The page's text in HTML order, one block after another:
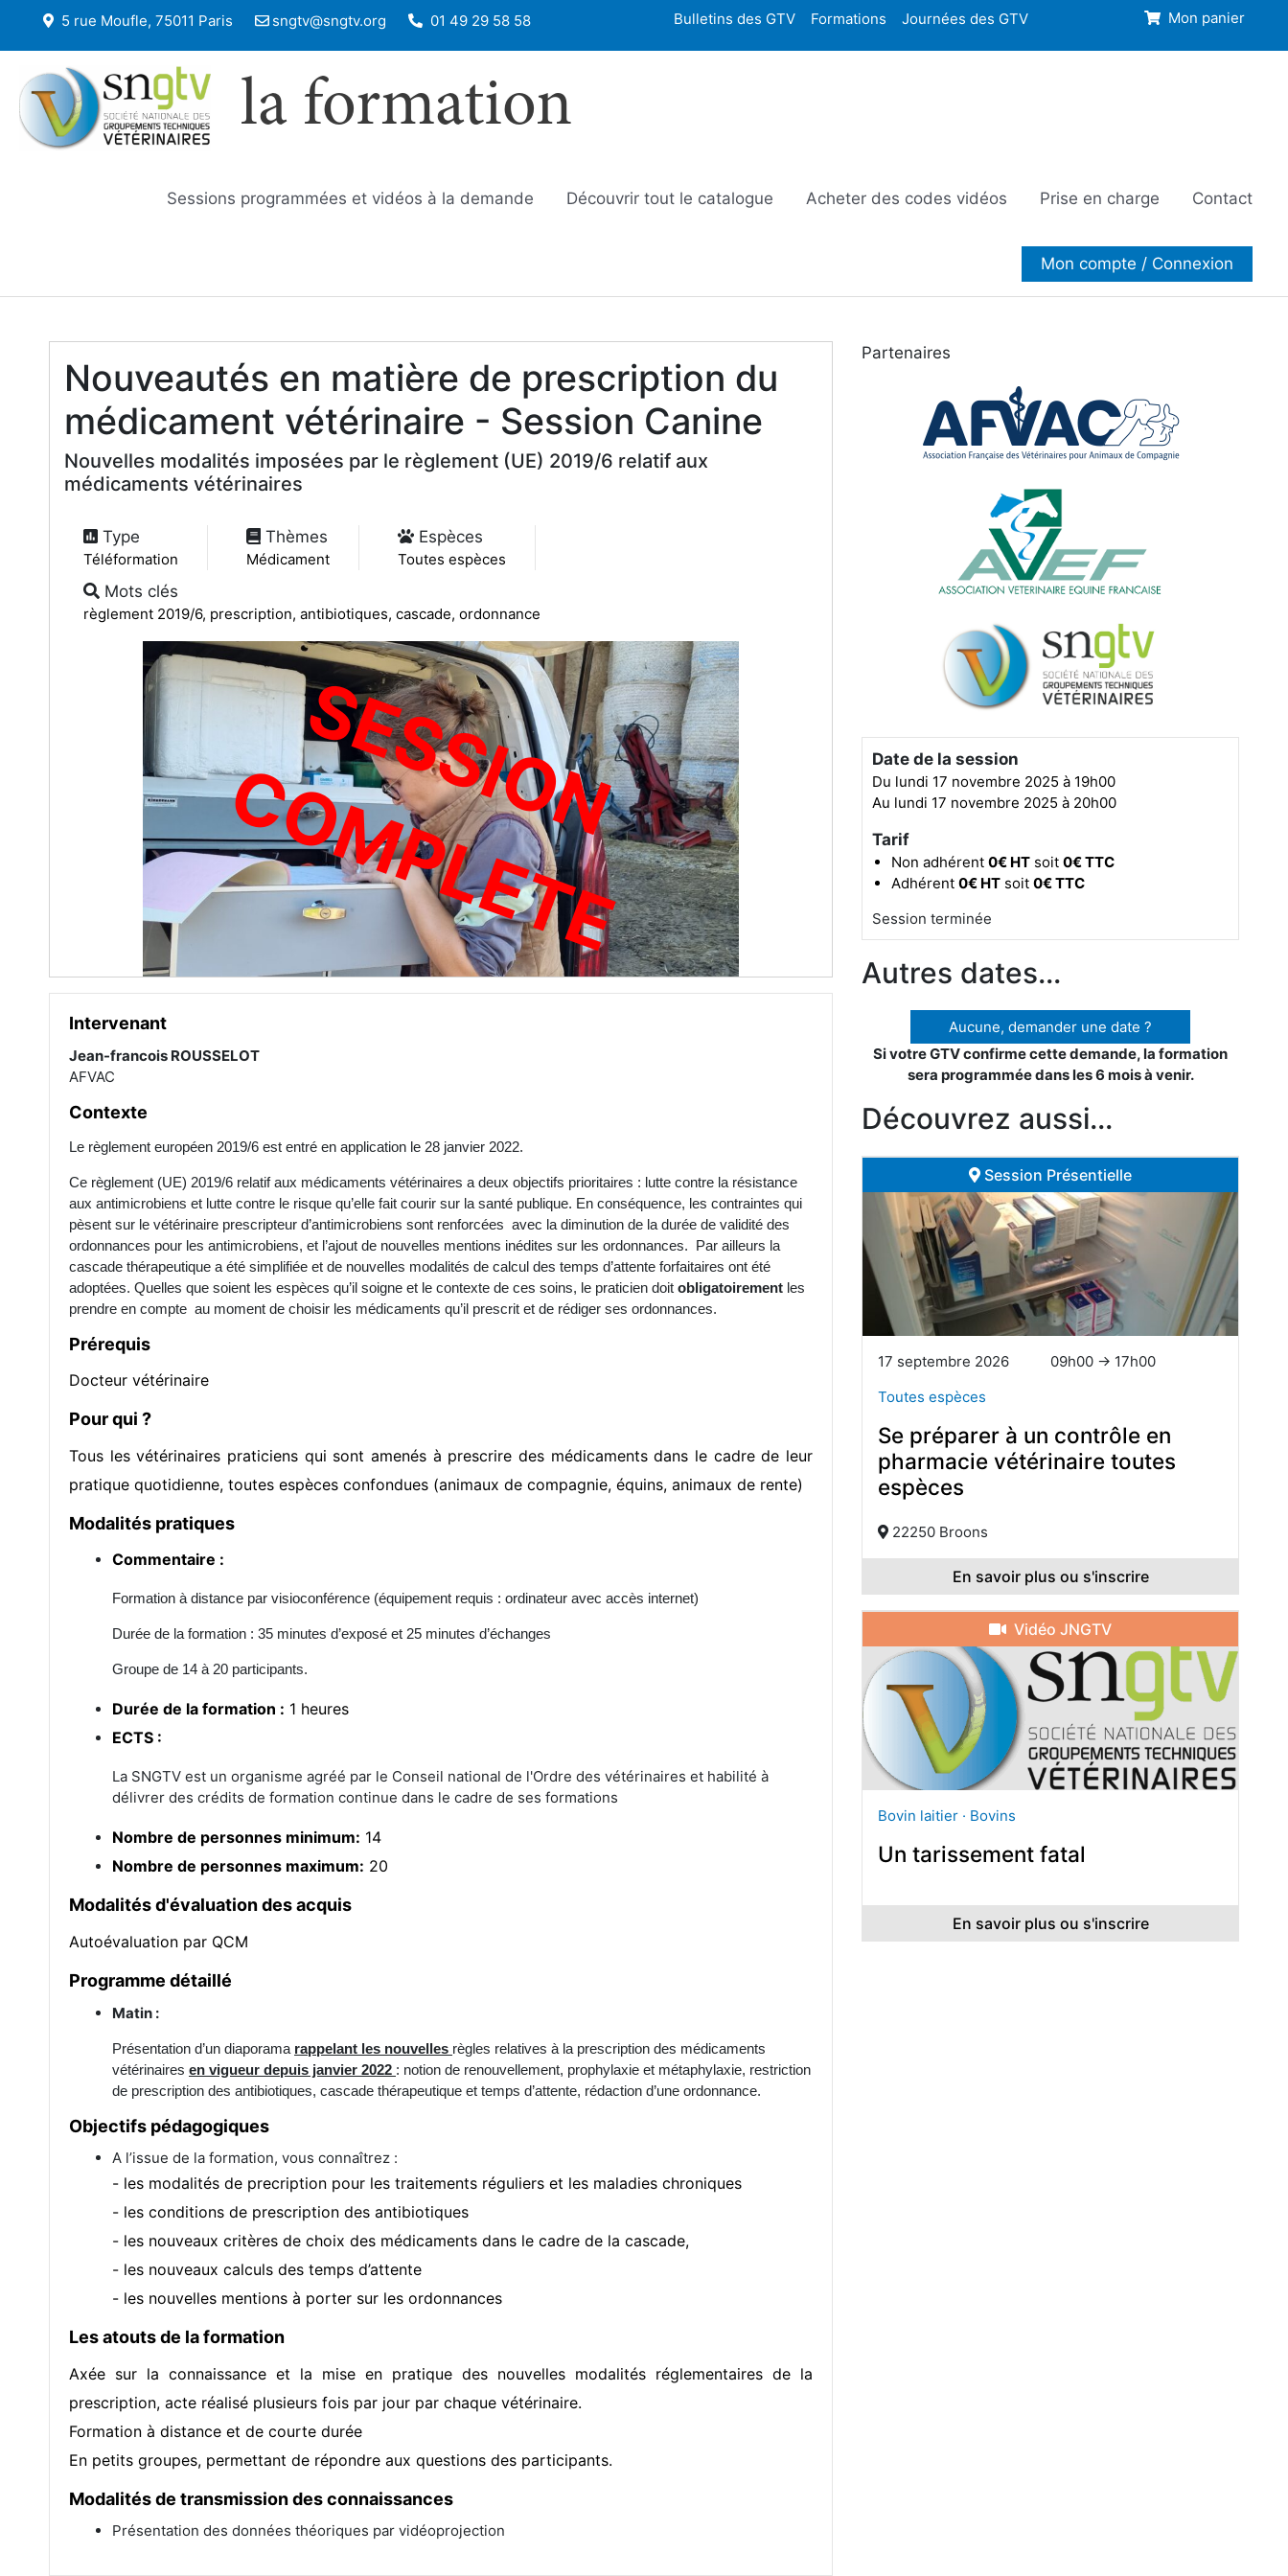
5 rue Moufle, 75011 Paris sngtv@sngtv.org 01 49 29 58 58 Bulletins des GTV Formations Journées des GTV Mon panier
la formation
Sessions programmées et vidéos à la demande Découvrir tout le catalogue Acheter des codes vidéos Prise en charge Contact
Mon compte / Connexion
Nouveautés en matière de prescription du
médicament vétérinaire - Session Canine
Nouvelles modalités imposées par le règlement (UE) 2019/6 relatif aux
médicaments vétérinaires
Type
Téléformation
Thèmes
Médicament
Espèces
Toutes espèces
Mots clés
règlement 2019/6, prescription, antibiotiques, cascade, ordonnance
S
E
S
S
I
O
N
C
O
M
P
L
E
T
E
Intervenant
Jean-francois ROUSSELOT
AFVAC
Contexte
Le règlement européen 2019/6 est entré en application le 28 janvier 2022.
Ce règlement (UE) 2019/6 relatif aux médicaments vétérinaires a deux objectifs prioritaires : lutte contre la résistance
aux antimicrobiens et lutte contre le risque qu’elle fait courir sur la santé publique. En conséquence, les contraintes qui
pèsent sur le vétérinaire prescripteur d’antimicrobiens sont renforcées avec la diminution de la durée de validité des
ordonnances pour les antimicrobiens, et l’ajout de nouvelles mentions inédites sur les ordonnances. Par ailleurs la
cascade thérapeutique a été simplifiée et de nouvelles modalités de calcul des temps d’attente forfaitaires ont été
adoptées. Quelles que soient les espèces qu’il soigne et le contexte de ces soins, le praticien doit obligatoirement les
prendre en compte au moment de choisir les médicaments qu’il prescrit et de rédiger ses ordonnances.
Prérequis
Docteur vétérinaire
Pour qui ?
Tous les vétérinaires praticiens qui sont amenés à prescrire des médicaments dans le cadre de leur
pratique quotidienne, toutes espèces confondues (animaux de compagnie, équins, animaux de rente)
Modalités pratiques
Commentaire :
Formation à distance par visioconférence (équipement requis : ordinateur avec accès internet)
Durée de la formation : 35 minutes d’exposé et 25 minutes d’échanges
Groupe de 14 à 20 participants.
Durée de la formation : 1 heures
ECTS :
La SNGTV est un organisme agréé par le Conseil national de l'Ordre des vétérinaires et habilité à
délivrer des crédits de formation continue dans le cadre de ses formations
Nombre de personnes minimum: 14
Nombre de personnes maximum: 20
Modalités d'évaluation des acquis
Autoévaluation par QCM
Programme détaillé
Matin :
Présentation d’un diaporama rappelant les nouvelles règles relatives à la prescription des médicaments
vétérinaires en vigueur depuis janvier 2022 : notion de renouvellement, prophylaxie et métaphylaxie, restriction
de prescription des antibiotiques, cascade thérapeutique et temps d’attente, rédaction d’une ordonnance.
Objectifs pédagogiques
A l’issue de la formation, vous connaîtrez :
- les modalités de precription pour les traitements réguliers et les maladies chroniques
- les conditions de prescription des antibiotiques
- les nouveaux critères de choix des médicaments dans le cadre de la cascade,
- les nouveaux calculs des temps d’attente
- les nouvelles mentions à porter sur les ordonnances
Les atouts de la formation
Axée sur la connaissance et la mise en pratique des nouvelles modalités réglementaires de la
prescription, acte réalisé plusieurs fois par jour par chaque vétérinaire.
Formation à distance et de courte durée
En petits groupes, permettant de répondre aux questions des participants.
Modalités de transmission des connaissances
Présentation des données théoriques par vidéoprojection
Partenaires
Date de la session
Du lundi 17 novembre 2025 à 19h00
Au lundi 17 novembre 2025 à 20h00
Tarif
Non adhérent 0€ HT soit 0€ TTC
Adhérent 0€ HT soit 0€ TTC
Session terminée
Autres dates...
Aucune, demander une date ?
Si votre GTV confirme cette demande, la formation
sera programmée dans les 6 mois à venir.
Découvrez aussi...
Session Présentielle
17 septembre 2026
09h00 → 17h00
Toutes espèces
Se préparer à un contrôle en
pharmacie vétérinaire toutes
espèces
22250 Broons
En savoir plus ou s'inscrire
Vidéo JNGTV
Bovin laitier · Bovins
Un tarissement fatal
En savoir plus ou s'inscrire